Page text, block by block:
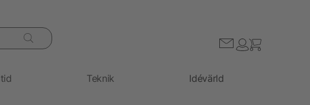
Teknik Idévärld